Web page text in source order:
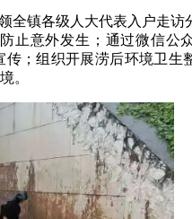
全镇各级人大代表入户走访
止意外发生；通过微信公
；组织开展涝后环境卫生
。